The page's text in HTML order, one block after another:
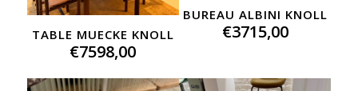
TABLE MUECKE KNOLL
€7598,00
BUREAU ALBINI KNOLL
€3715,00